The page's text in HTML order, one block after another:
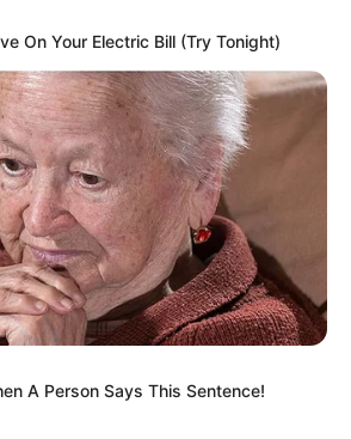
na estrada de terra da Coimbra
On Your Electric Bill (Try Tonight)
A Person Says This Sentence!